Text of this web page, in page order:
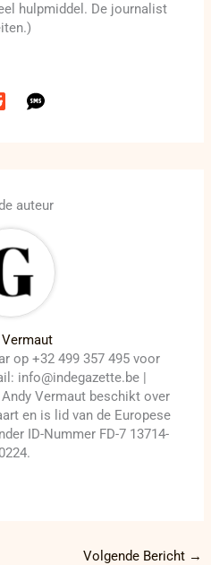
hulpmiddel. De journalist
auteur
op +32 499 357 495 voor
info@indegazette.be |
Andy Vermaut beschikt over
en is lid van de Europese
ID-Nummer FD-7 13714-
Volgende Bericht →